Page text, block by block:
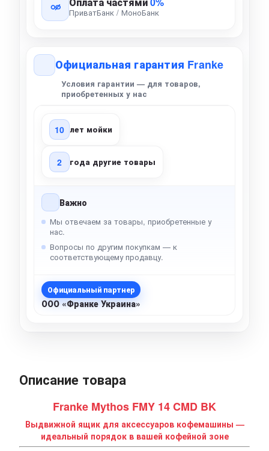
ПриватБанк / МоноБанк
Официальная гарантия Franke
Условия гарантии — для товаров,
приобретенных у нас
10 лет мойки
2 года другие товары
Важно
Мы отвечаем за товары, приобретенные у
нас.
Вопросы по другим покупкам — к
соответствующему продавцу.
Официальный партнер
ООО «Франке Украина»
Описание товара
Franke Mythos FMY 14 CMD BK
Выдвижной ящик для аксессуаров кофемашины —
идеальный порядок в вашей кофейной зоне